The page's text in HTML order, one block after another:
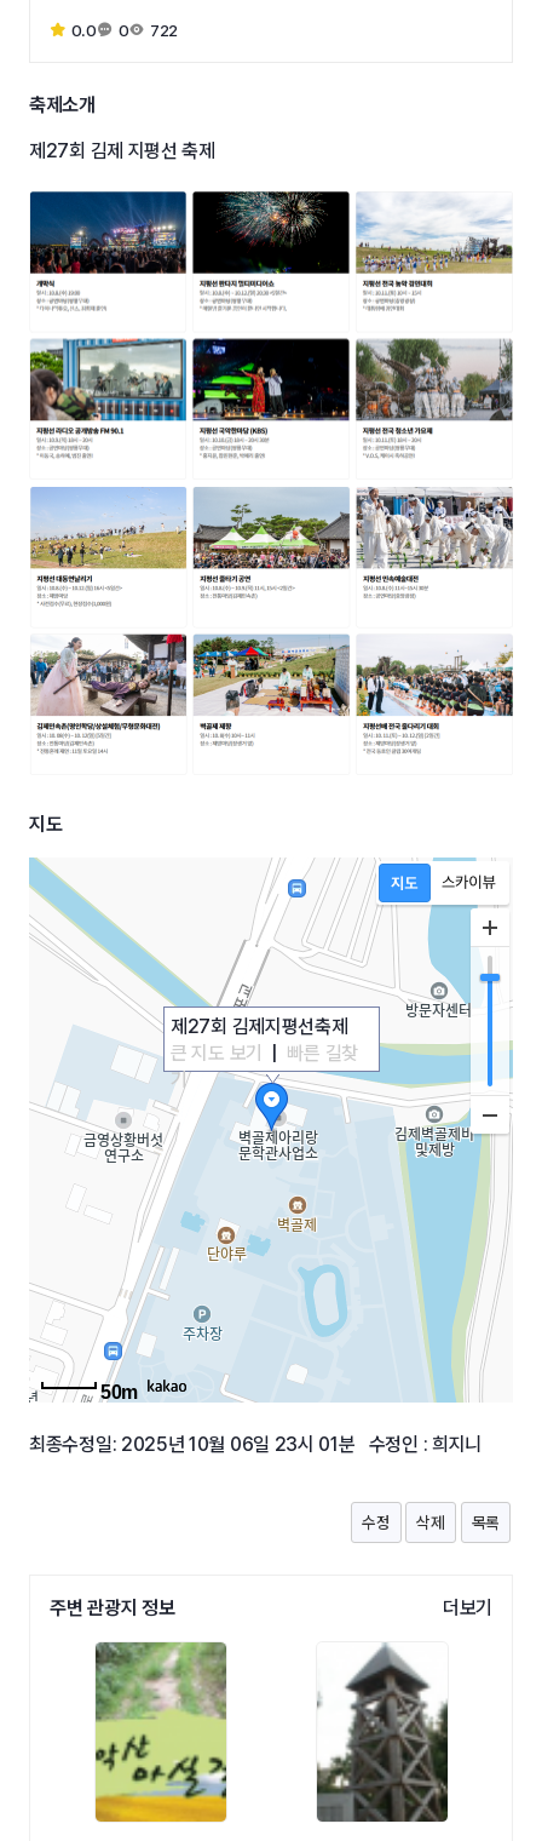
0.0 0 722
축제소개
제27회 김제 지평선 축제
지도
제27회 김제지평선축제
큰 지도 보기
빠른 길찾
기
50m
최종수정일: 2025년 10월 06일 23시 01분 수정인 : 희지니
수정 삭제 목록
주변 관광지 정보 더보기